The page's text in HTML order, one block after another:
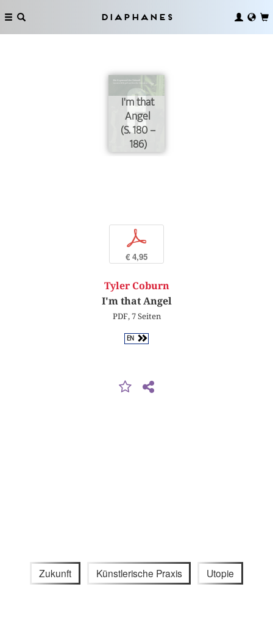
Diaphanes
I'm that
Angel
(S. 180 –
186)
p
€ 4,95
Tyler Coburn
I'm that Angel
PDF, 7 Seiten
EN
Zukunft Künstlerische Praxis Utopie